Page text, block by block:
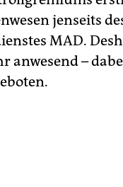
jenseits
MAD.
anwesend –